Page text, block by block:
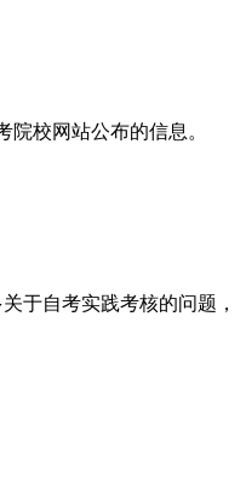
校网站公布的信息。
于自考实践考核的问题，